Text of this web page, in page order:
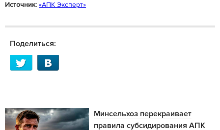
Источник: «АПК Эксперт»
Поделиться:
Минсельхоз перекраивает
правила субсидирования АПК